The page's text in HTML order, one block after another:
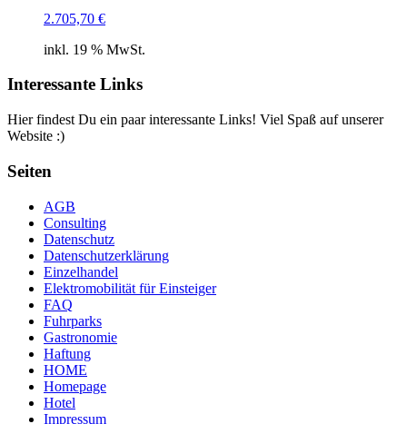
2.705,70 €
inkl. 19 % MwSt.
Interessante Links
Hier findest Du ein paar interessante Links! Viel Spaß auf unserer
Website :)
Seiten
AGB
Consulting
Datenschutz
Datenschutzerklärung
Einzelhandel
Elektromobilität für Einsteiger
FAQ
Fuhrparks
Gastronomie
Haftung
HOME
Homepage
Hotel
Impressum